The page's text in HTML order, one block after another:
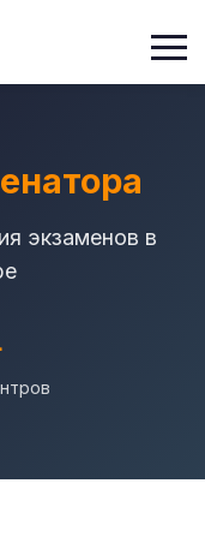
экзаменов в